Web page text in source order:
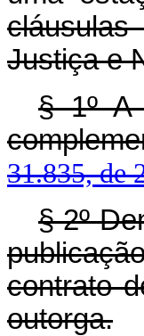
Justiça e
§ 1º A
31.835, de
§ 2º
contrato
outorga.